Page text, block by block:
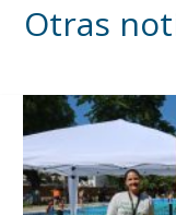
Otras